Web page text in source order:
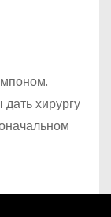
хирургу